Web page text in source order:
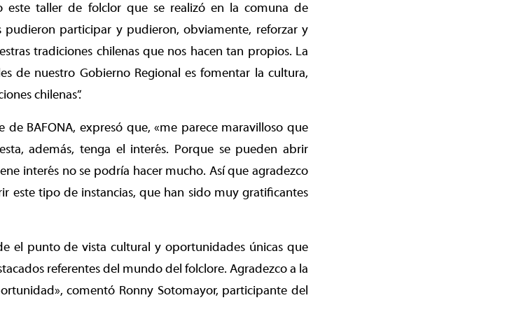
este taller de folclor que se realizó en la comuna de
pudieron participar y pudieron, obviamente, reforzar y
tradiciones chilenas que nos hacen tan propios. La
de nuestro Gobierno Regional es fomentar la cultura,
chilenas”.
de BAFONA, expresó que, «me parece maravilloso que
además, tenga el interés. Porque se pueden abrir
interés no se podría hacer mucho. Así que agradezco
este tipo de instancias, que han sido muy gratificantes
el punto de vista cultural y oportunidades únicas que
referentes del mundo del folclore. Agradezco a la
comentó Ronny Sotomayor, participante del